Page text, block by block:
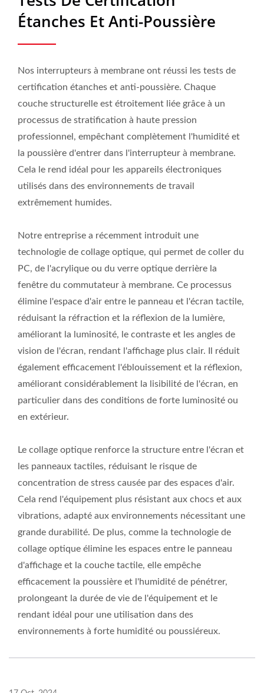
Étanches Et Anti-Poussière
Nos interrupteurs à membrane ont réussi les tests de
certification étanches et anti-poussière. Chaque
couche structurelle est étroitement liée grâce à un
processus de stratification à haute pression
professionnel, empêchant complètement l'humidité et
la poussière d'entrer dans l'interrupteur à membrane.
Cela le rend idéal pour les appareils électroniques
utilisés dans des environnements de travail
extrêmement humides.
Notre entreprise a récemment introduit une
technologie de collage optique, qui permet de coller du
PC, de l'acrylique ou du verre optique derrière la
fenêtre du commutateur à membrane. Ce processus
élimine l'espace d'air entre le panneau et l'écran tactile,
réduisant la réfraction et la réflexion de la lumière,
améliorant la luminosité, le contraste et les angles de
vision de l'écran, rendant l'affichage plus clair. Il réduit
également efficacement l'éblouissement et la réflexion,
améliorant considérablement la lisibilité de l'écran, en
particulier dans des conditions de forte luminosité ou
en extérieur.
Le collage optique renforce la structure entre l'écran et
les panneaux tactiles, réduisant le risque de
concentration de stress causée par des espaces d'air.
Cela rend l'équipement plus résistant aux chocs et aux
vibrations, adapté aux environnements nécessitant une
grande durabilité. De plus, comme la technologie de
collage optique élimine les espaces entre le panneau
d'affichage et la couche tactile, elle empêche
efficacement la poussière et l'humidité de pénétrer,
prolongeant la durée de vie de l'équipement et le
rendant idéal pour une utilisation dans des
environnements à forte humidité ou poussiéreux.